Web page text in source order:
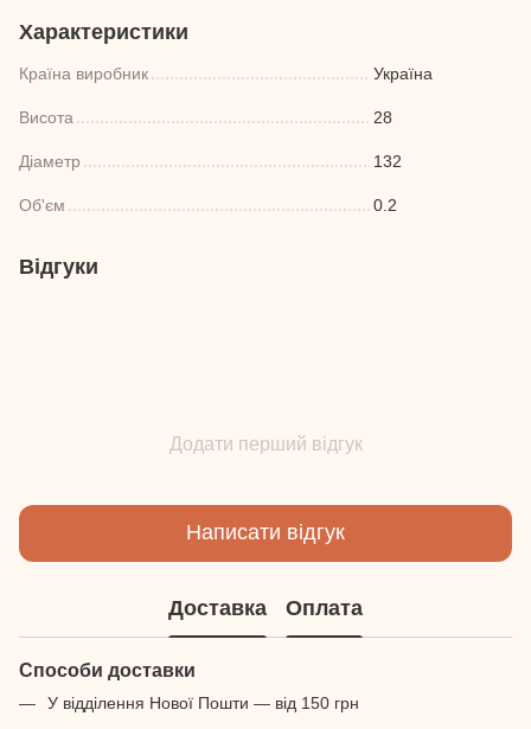
Характеристики
Країна виробник Україна
Висота 28
Діаметр 132
Об'єм 0.2
Відгуки
Додати перший відгук
Написати відгук
Доставка Оплата
Способи доставки
У відділення Нової Пошти — від 150 грн